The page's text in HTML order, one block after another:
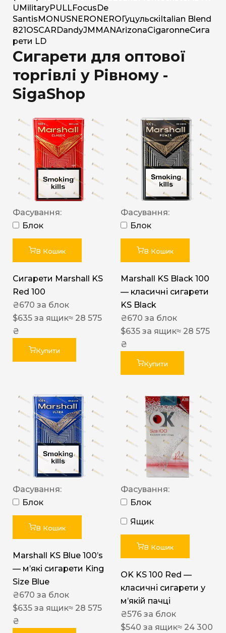
U MilitaryPULLFocus De
Santis MONUSNERO NERO Гуцульскі Italian Blend
821 OSCAR DandyJM MANArizonaCigaronneСига
рети LD
Сигарети для оптової
торгівлі у Рівному -
SigaShop
Фасування:
Блок
В Кошик
Сигарети Marshall KS
Red 100
₴670 за блок
$635 за ящик≈ 28 575
₴
Купити
Фасування:
Блок
В Кошик
Marshall KS Black 100
— класичні сигарети
KS Black
₴670 за блок
$635 за ящик≈ 28 575
₴
Купити
Фасування:
Блок
В Кошик
Marshall KS Blue 100’s
— м’які сигарети King
Size Blue
₴670 за блок
$635 за ящик≈ 28 575
₴
Фасування:
Блок
Ящик
В Кошик
OK KS 100 Red —
класичні сигарети у
м’якій пачці
₴576 за блок
$540 за ящик≈ 24 300